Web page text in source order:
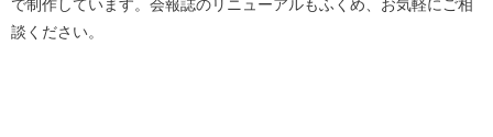
で制作しています。会報誌のリニューアルもふくめ、お気軽にご相
談ください。